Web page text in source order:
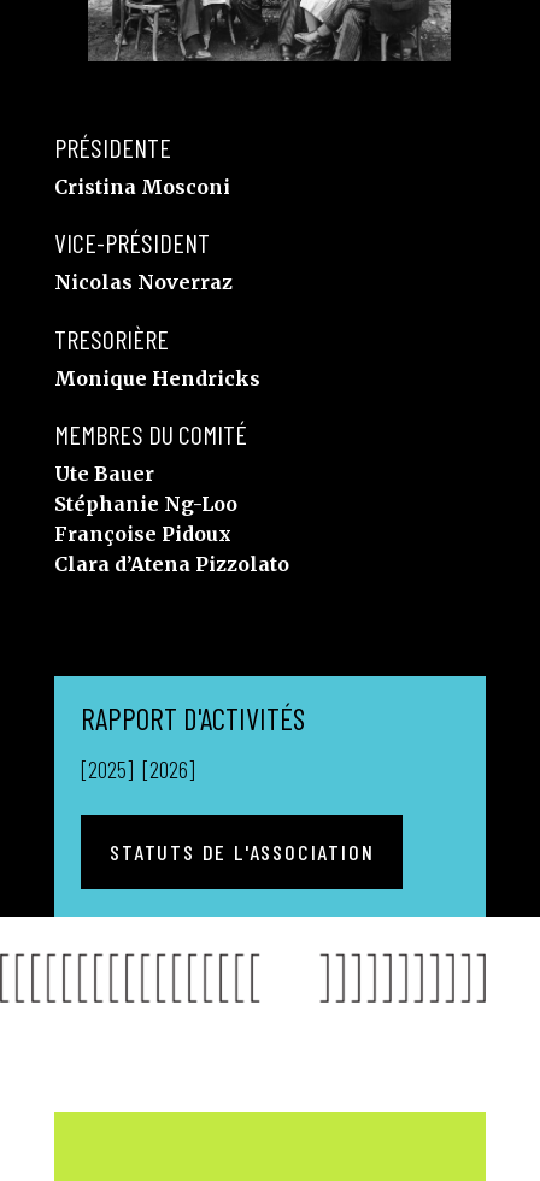
PRÉSIDENTE
Cristina Mosconi
VICE-PRÉSIDENT
Nicolas Noverraz
TRESORIÈRE
Monique Hendricks
MEMBRES DU COMITÉ
Ute Bauer
Stéphanie Ng-Loo
Françoise Pidoux
Clara d’Atena Pizzolato
RAPPORT D'ACTIVITÉS
[2025] [2026]
STATUTS DE L'ASSOCIATION